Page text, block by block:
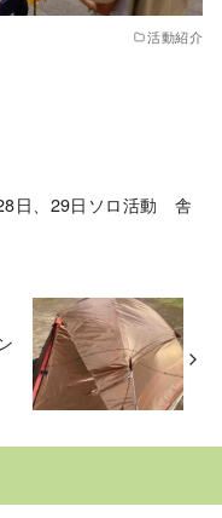
活動紹介
日、29日ソロ活動 舎